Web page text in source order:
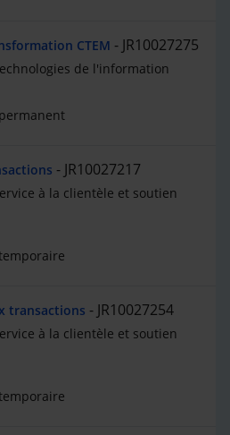
CTEM JR10027275
de l'information
JR10027217
à la clientèle et soutien
transactions JR10027254
à la clientèle et soutien